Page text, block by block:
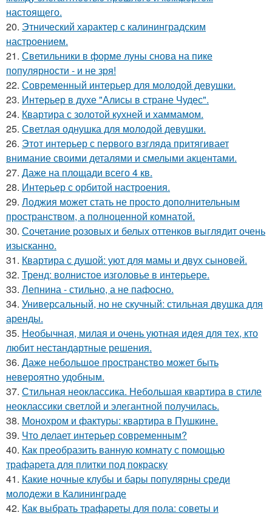
настоящего.
20. Этнический характер с калининградским
настроением.
21. Светильники в форме луны снова на пике
популярности - и не зря!
22. Современный интерьер для молодой девушки.
23. Интерьер в духе "Алисы в стране Чудес".
24. Квартира с золотой кухней и хаммамом.
25. Светлая однушка для молодой девушки.
26. Этот интерьер с первого взгляда притягивает
внимание своими деталями и смелыми акцентами.
27. Даже на площади всего 4 кв.
28. Интерьер с орбитой настроения.
29. Лоджия может стать не просто дополнительным
пространством, а полноценной комнатой.
30. Сочетание розовых и белых оттенков выглядит очень
изысканно.
31. Квартира с душой: уют для мамы и двух сыновей.
32. Тренд: волнистое изголовье в интерьере.
33. Лепнина - стильно, а не пафосно.
34. Универсальный, но не скучный: стильная двушка для
аренды.
35. Необычная, милая и очень уютная идея для тех, кто
любит нестандартные решения.
36. Даже небольшое пространство может быть
невероятно удобным.
37. Стильная неоклассика. Небольшая квартира в стиле
неоклассики светлой и элегантной получилась.
38. Монохром и фактуры: квартира в Пушкине.
39. Что делает интерьер современным?
40. Как преобразить ванную комнату с помощью
трафарета для плитки под покраску
41. Какие ночные клубы и бары популярны среди
молодежи в Калининграде
42. Как выбрать трафареты для пола: советы и